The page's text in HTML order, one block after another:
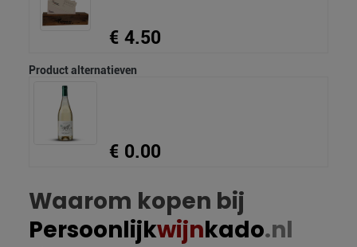
€ 4.50
Product alternatieven
€ 0.00
Waarom kopen bij
Persoonlijkwijnkado.nl